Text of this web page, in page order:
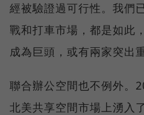
經被驗證過可行性。我們
戰和打車市場，都是如此
成為巨頭，或有兩家突出
聯合辦公空間也不例外。
北美共享空間市場上湧入